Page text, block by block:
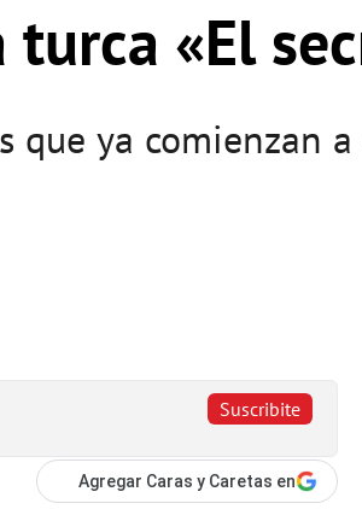
«El
que ya comienzan
Suscribite
Agregar Caras y Caretas en